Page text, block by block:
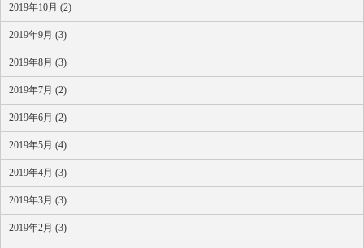
2019年10月 (2)
2019年9月 (3)
2019年8月 (3)
2019年7月 (2)
2019年6月 (2)
2019年5月 (4)
2019年4月 (3)
2019年3月 (3)
2019年2月 (3)